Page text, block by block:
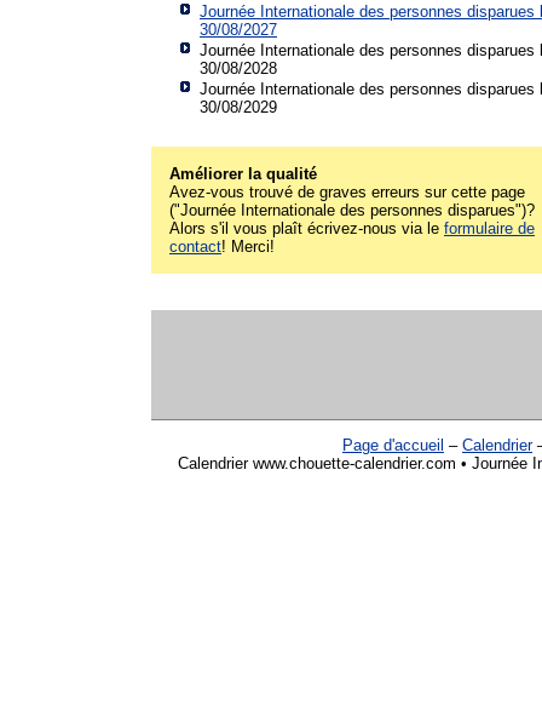
Journée Internationale des personnes disparues
30/08/2027
Journée Internationale des personnes disparues
30/08/2028
Journée Internationale des personnes disparues
30/08/2029
Améliorer la qualité
Avez-vous trouvé de graves erreurs sur cette page
("Journée Internationale des personnes disparues")?
Alors s'il vous plaît écrivez-nous via le formulaire de
contact! Merci!
Page d'accueil – Calendrier
Calendrier www.chouette-calendrier.com •